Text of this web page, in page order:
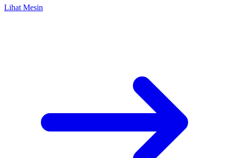
Lihat Mesin